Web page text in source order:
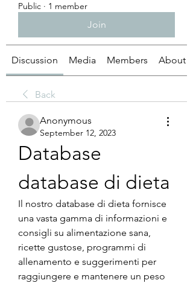
Public · 1 member
Join
Discussion Media Members About
Back
Anonymous
September 12, 2023
Database
database di dieta
Il nostro database di dieta fornisce
una vasta gamma di informazioni e
consigli su alimentazione sana,
ricette gustose, programmi di
allenamento e suggerimenti per
raggiungere e mantenere un peso